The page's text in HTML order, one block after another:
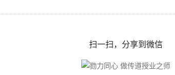
扫一扫，分享到微信